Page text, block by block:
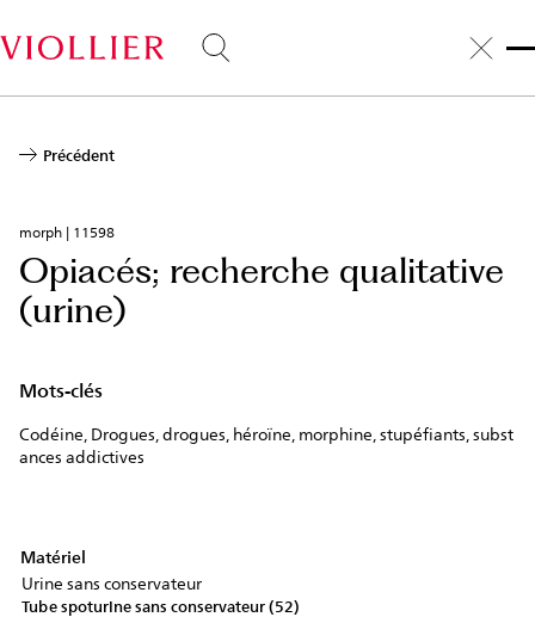
au
contenu
Précédent
morph | 11598
Opiacés; recherche qualitative
(urine)
Mots-clés
Codéine, Drogues, drogues, héroïne, morphine, stupéfiants, subst
ances addictives
Matériel
Urine sans conservateur
Tube spoturine sans conservateur (52)